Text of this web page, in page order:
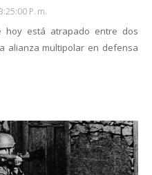
P. M.
hoy está atrapado entre dos
alianza multipolar en defensa